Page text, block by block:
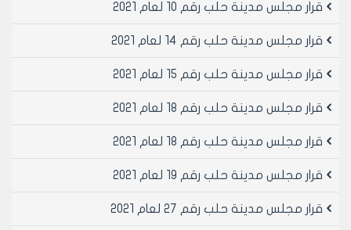
قرار مجلس مدينة حلب رقم 10 لعام 2021
قرار مجلس مدينة حلب رقم 14 لعام 2021
قرار مجلس مدينة حلب رقم 15 لعام 2021
قرار مجلس مدينة حلب رقم 18 لعام 2021
قرار مجلس مدينة حلب رقم 18 لعام 2021
قرار مجلس مدينة حلب رقم 19 لعام 2021
قرار مجلس مدينة حلب رقم 27 لعام 2021